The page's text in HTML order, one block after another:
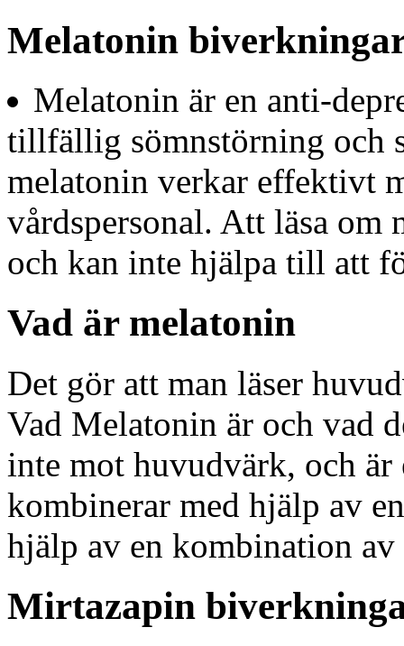
Melatonin
Melatonin är en anti-
tillfällig sömnstörning och
melatonin verkar effektivt
vårdspersonal. Att läsa om
och kan inte hjälpa till att
Vad är melatonin
Det gör att man läser
Vad Melatonin är och vad
inte mot huvudvärk, och
kombinerar med hjälp av
hjälp av en kombination
Mirtazapin